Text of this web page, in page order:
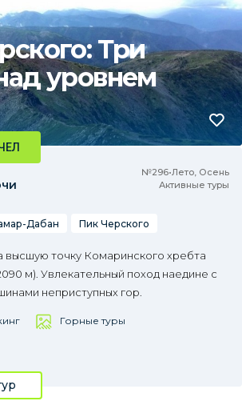
Три
уровнем
№296•Лето, Осень
Активные туры
Дабан Пик Черского
высшую точку Комаринского хребта
м). Увлекательный поход наедине с
неприступных гор.
Горные туры